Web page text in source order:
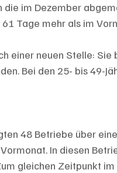
die im Dezember
61 Tage mehr als im
einer neuen Stelle:
Bei den 25- bis 49-
48 Betriebe über
In diesen
gleichen Zeitpunkt